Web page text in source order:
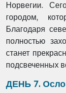
Норвегии.
городом,
Благодаря
полностью
станет
подсвеченных
ДЕНЬ 7. Осло